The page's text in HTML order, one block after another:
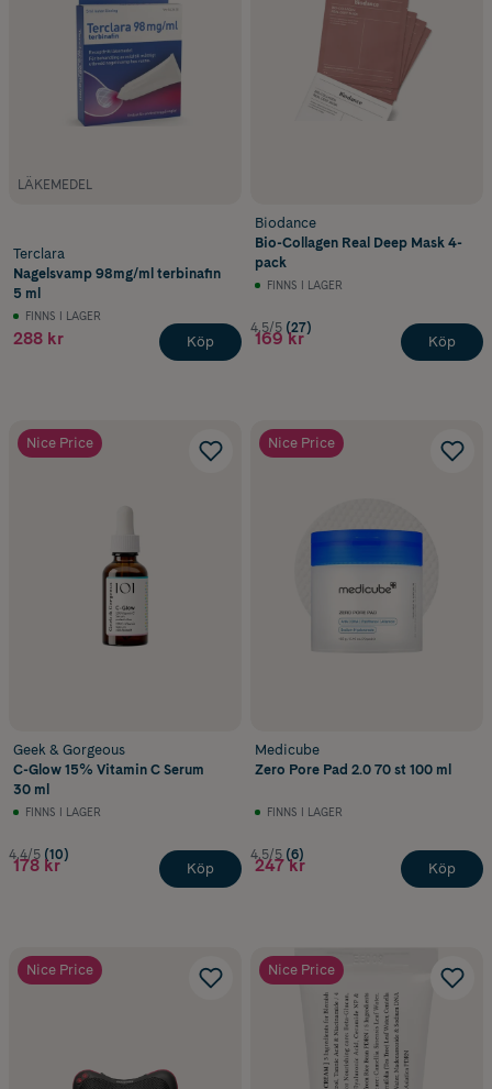
LÄKEMEDEL
Terclara
Nagelsvamp 98mg/ml terbinafin
5 ml
FINNS I LAGER
288 kr Köp
Biodance
Bio-Collagen Real Deep Mask 4-
pack
FINNS I LAGER
4.5/5 (27)
169 kr Köp
Nice Price
Geek & Gorgeous
C-Glow 15% Vitamin C Serum
30 ml
FINNS I LAGER
4.4/5 (10)
178 kr Köp
Nice Price
Medicube
Zero Pore Pad 2.0 70 st 100 ml
FINNS I LAGER
4.5/5 (6)
247 kr Köp
Nice Price Nice Price